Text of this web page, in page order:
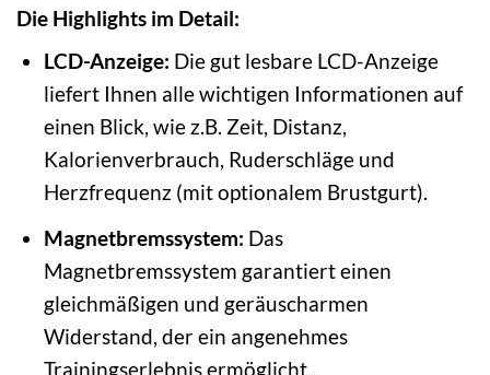
Die Highlights im Detail:
LCD-Anzeige: Die gut lesbare LCD-Anzeige
liefert Ihnen alle wichtigen Informationen auf
einen Blick, wie z.B. Zeit, Distanz,
Kalorienverbrauch, Ruderschläge und
Herzfrequenz (mit optionalem Brustgurt).
Magnetbremssystem: Das
Magnetbremssystem garantiert einen
gleichmäßigen und geräuscharmen
Widerstand, der ein angenehmes
Trainingserlebnis ermöglicht.